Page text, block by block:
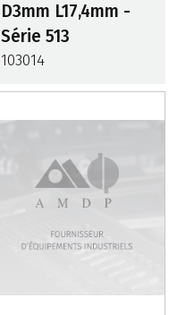
D3mm L17,4mm -
Série 513
103014